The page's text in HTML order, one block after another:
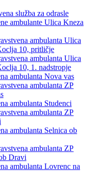
služba za odrasle
ambulante Ulica Kneza
ambulanta Ulica
10, pritličje
ambulanta Ulica
10, 1. nadstropje
ambulanta Nova vas
ambulanta ZP
ambulanta Studenci
ambulanta ZP
ambulanta Selnica ob
ambulanta ZP
Dravi
ambulanta Lovrenc na